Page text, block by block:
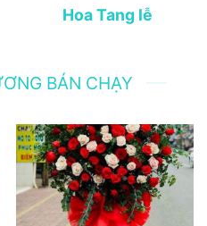
Hoa Tang lễ
BÁN CHẠY